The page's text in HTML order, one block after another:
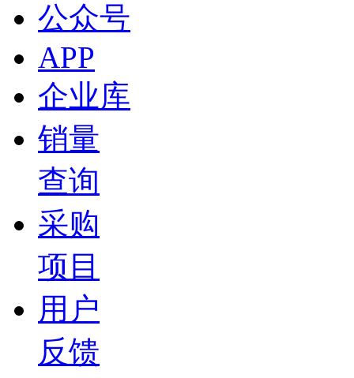
公众号
APP
企业库
销量
查询
采购
项目
用户
反馈